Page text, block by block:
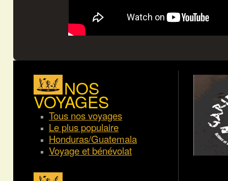
NOS
VOYAGES
Tous nos voyages
Le plus populaire
Honduras/Guatemala
Voyage et bénévolat